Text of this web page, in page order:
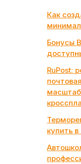
Как
Бонусы
RuPost:
купить